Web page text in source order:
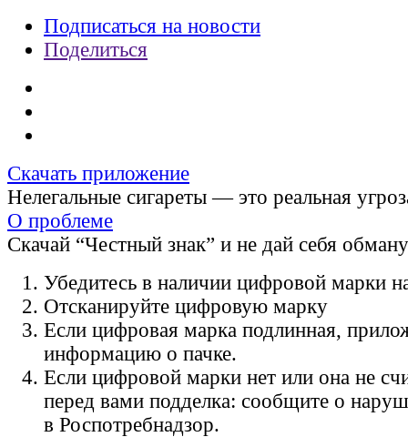
Подписаться на новости
Поделиться
Скачать приложение
Нелегальные сигареты — это реальная
О проблеме
Скачай “Честный знак” и не дай себя
Убедитесь в наличии цифровой марки
Отсканируйте цифровую марку
Если цифровая марка подлинная,
информацию о пачке.
Если цифровой марки нет или она не
перед вами подделка: сообщите о
в Роспотребнадзор.